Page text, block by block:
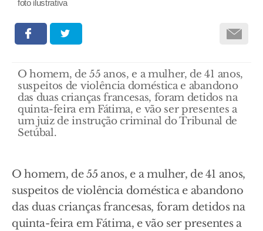
foto ilustrativa
O homem, de 55 anos, e a mulher, de 41 anos,
suspeitos de violência doméstica e abandono
das duas crianças francesas, foram detidos na
quinta-feira em Fátima, e vão ser presentes a
um juiz de instrução criminal do Tribunal de
Setúbal.
O homem, de 55 anos, e a mulher, de 41 anos,
suspeitos de violência doméstica e abandono
das duas crianças francesas, foram detidos na
quinta-feira em Fátima, e vão ser presentes a